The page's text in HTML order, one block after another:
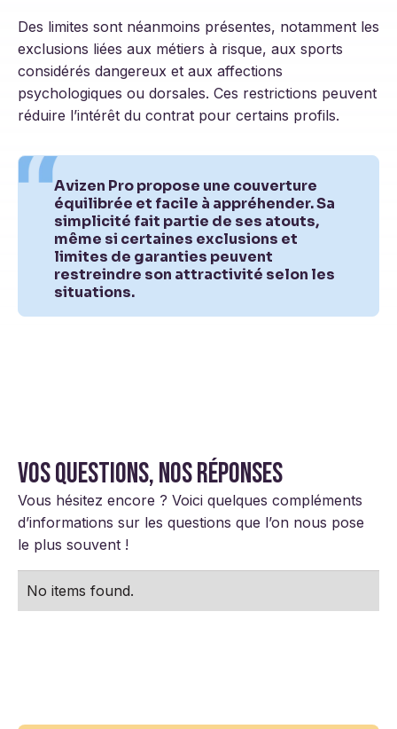
Des limites sont néanmoins présentes, notamment les
exclusions liées aux métiers à risque, aux sports
considérés dangereux et aux affections
psychologiques ou dorsales. Ces restrictions peuvent
réduire l’intérêt du contrat pour certains profils.
Avizen Pro propose une couverture
équilibrée et facile à appréhender. Sa
simplicité fait partie de ses atouts,
même si certaines exclusions et
limites de garanties peuvent
restreindre son attractivité selon les
situations.
Vos questions, nos réponses
Vous hésitez encore ? Voici quelques compléments
d’informations sur les questions que l’on nous pose
le plus souvent !
No items found.